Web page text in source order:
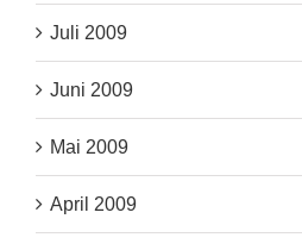
Juli 2009
Juni 2009
Mai 2009
April 2009